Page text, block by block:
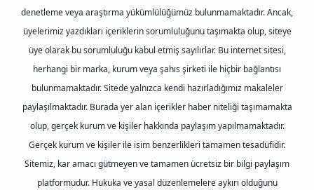
denetleme veya araştırma yükümlülüğümüz bulunmamaktadır. Ancak,
üyelerimiz yazdıkları içeriklerin sorumluluğunu taşımakta olup, siteye
üye olarak bu sorumluluğu kabul etmiş sayılırlar. Bu internet sitesi,
herhangi bir marka, kurum veya şahıs şirketi ile hiçbir bağlantısı
bulunmamaktadır. Sitede yalnızca kendi hazırladığımız makaleler
paylaşılmaktadır. Burada yer alan içerikler haber niteliği taşımamakta
olup, gerçek kurum ve kişiler hakkında paylaşım yapılmamaktadır.
Gerçek kurum ve kişiler ile isim benzerlikleri tamamen tesadüfidir.
Sitemiz, kar amacı gütmeyen ve tamamen ücretsiz bir bilgi paylaşım
platformudur. Hukuka ve yasal düzenlemelere aykırı olduğunu